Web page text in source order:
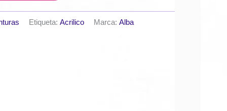
Etiqueta: Acrilico Marca: Alba